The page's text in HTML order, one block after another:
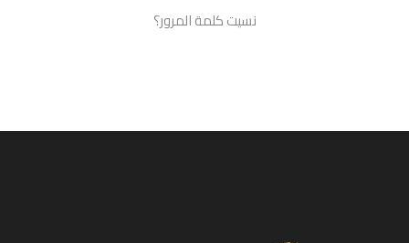
نسيت كلمة المرور؟